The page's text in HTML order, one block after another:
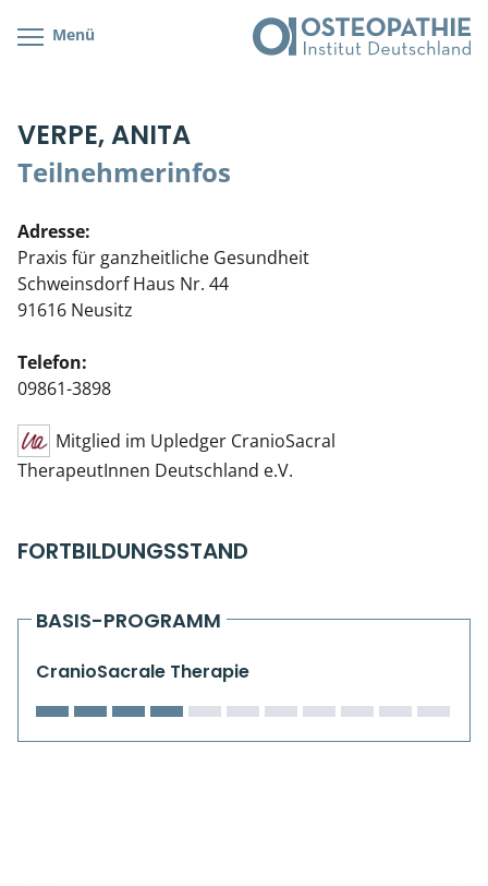
Menü
VERPE, ANITA
Teilnehmerinfos
Adresse:
Praxis für ganzheitliche Gesundheit
Schweinsdorf Haus Nr. 44
91616 Neusitz
Telefon:
09861-3898
Mitglied im Upledger CranioSacral
TherapeutInnen Deutschland e.V.
FORTBILDUNGSSTAND
BASIS-PROGRAMM
CranioSacrale Therapie
Cranial/Neurale Osteopathie
Parietale Osteopathie
Viszerale Osteopathie
Klinische & Praktische Kurse
Live Online-Kurse
Postgraduate- & Spezialkurse
CranioSacrale Ausbildung
Kursorte mit Kursangeboten
Bonus-Programm
Veranstaltungsticket DB
Wissenswertes
Teilnehmerliste
Stellenbörse
Soziales Engagement